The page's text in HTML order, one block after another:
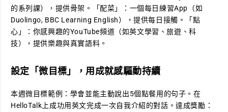
的系列課），提供骨架。「配菜」：一個每日練習App（如
Duolingo, BBC Learning English），提供每日接觸。「點
心」：你感興趣的YouTube頻道（如英文學習、旅遊、科
技），提供樂趣與真實語料。
設定「微目標」，用成就感驅動持續
本週微目標範例：學會並能主動說出5個點餐用的句子。在
HelloTalk上成功用英文完成一次自我介紹的對話。達成獎勵：